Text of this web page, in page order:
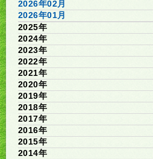
2026年02月
2026年01月
2025年
2024年
2023年
2022年
2021年
2020年
2019年
2018年
2017年
2016年
2015年
2014年